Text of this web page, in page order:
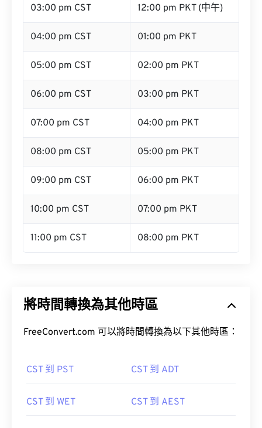
03:00 pm CST 12:00 pm PKT (中午)
04:00 pm CST 01:00 pm PKT
05:00 pm CST 02:00 pm PKT
06:00 pm CST 03:00 pm PKT
07:00 pm CST 04:00 pm PKT
08:00 pm CST 05:00 pm PKT
09:00 pm CST 06:00 pm PKT
10:00 pm CST 07:00 pm PKT
11:00 pm CST 08:00 pm PKT
將時間轉換為其他時區
FreeConvert.com 可以將時間轉換為以下其他時區：
CST 到 PST CST 到 ADT
CST 到 WET CST 到 AEST